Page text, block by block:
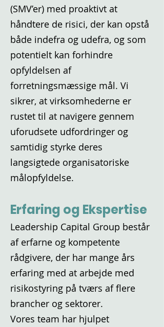
(SMV’er) med proaktivt at
håndtere de risici, der kan opstå
både indefra og udefra, og som
potentielt kan forhindre
opfyldelsen af
forretningsmæssige mål. Vi
sikrer, at virksomhederne er
rustet til at navigere gennem
uforudsete udfordringer og
samtidig styrke deres
langsigtede organisatoriske
målopfyldelse.
Erfaring og Ekspertise
Leadership Capital Group består
af erfarne og kompetente
rådgivere, der har mange års
erfaring med at arbejde med
risikostyring på tværs af flere
brancher og sektorer.
Vores team har hjulpet